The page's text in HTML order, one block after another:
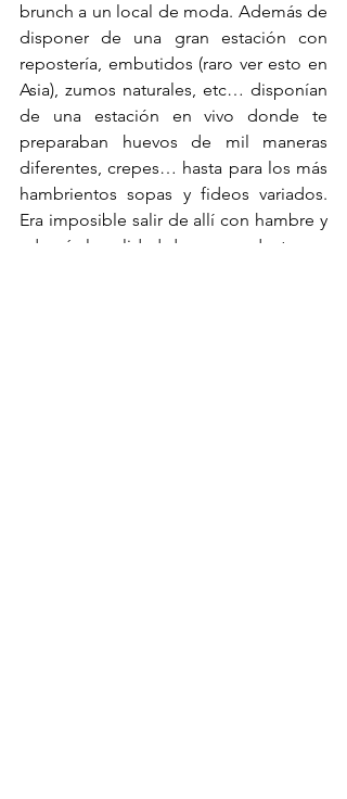
brunch a un local de moda. Además de
disponer de una gran estación con
repostería, embutidos (raro ver esto en
Asia), zumos naturales, etc… disponían
de una estación en vivo donde te
preparaban huevos de mil maneras
diferentes, crepes… hasta para los más
hambrientos sopas y fideos variados.
Era imposible salir de allí con hambre y
además la calidad de sus productos es